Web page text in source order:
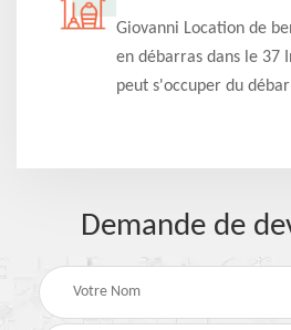
Giovanni Location de
en débarras dans le 37
peut s'occuper du
Demande de